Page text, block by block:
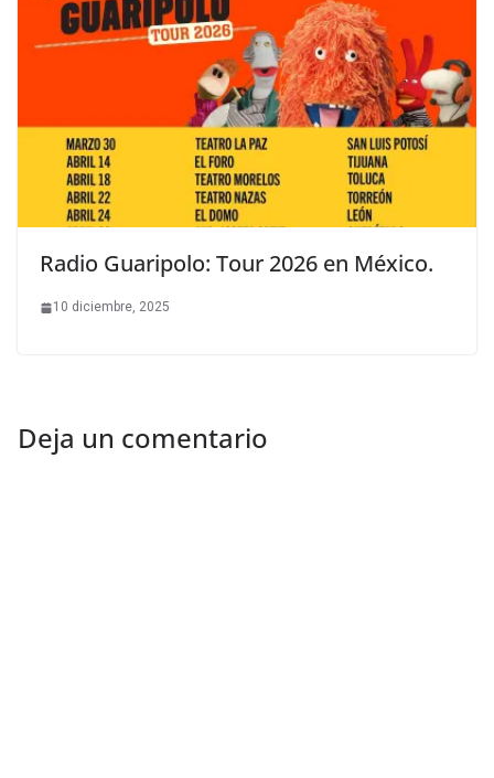
Radio Guaripolo: Tour 2026 en México.
10 diciembre, 2025
Deja un comentario